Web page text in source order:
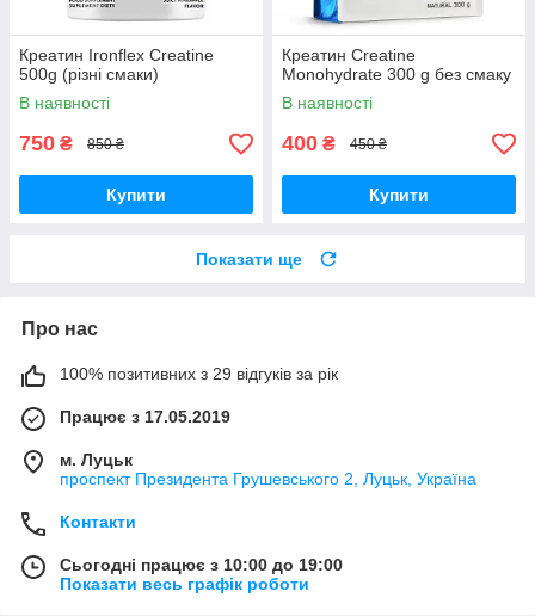
Креатин Ironflex Creatine
500g (різні смаки)
В наявності
750 ₴ 850 ₴
Купити
Креатин Creatine
Monohydrate 300 g без смаку
В наявності
400 ₴ 450 ₴
Купити
Показати ще
Про нас
100% позитивних з 29 відгуків за рік
Працює з 17.05.2019
м. Луцьк
проспект Президента Грушевського 2, Луцьк, Україна
Контакти
Сьогодні працює з 10:00 до 19:00
Показати весь графік роботи